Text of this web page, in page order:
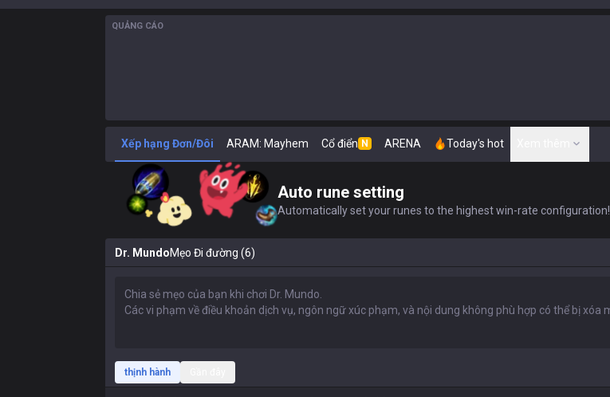
QUẢNG CÁO
Xếp hạng Đơn/Đôi ARAM: Mayhem Cổ điển N ARENA Today's hot
Auto rune setting
Automatically set your runes to the highest win-rate configuration!
Dr. MundoMẹo Đi đường (6)
thịnh hành